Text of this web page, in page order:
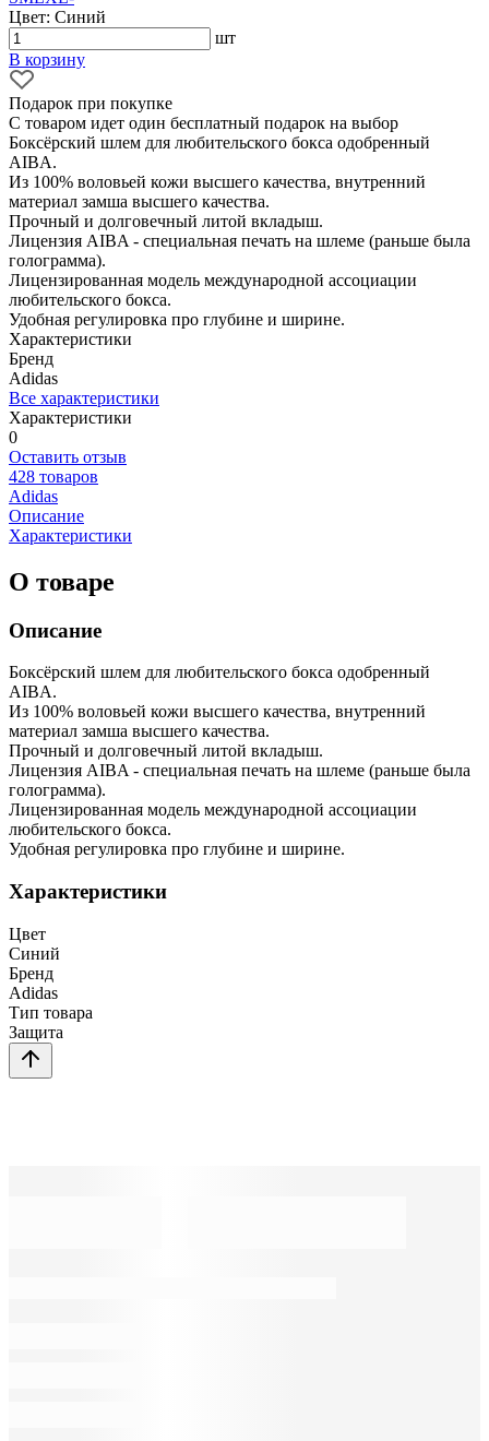
Цвет: Синий
шт
В корзину
Подарок при покупке
С товаром идет один бесплатный подарок на выбор
Боксёрский шлем для любительского бокса одобренный
AIBA.
Из 100% воловьей кожи высшего качества, внутренний
материал замша высшего качества.
Прочный и долговечный литой вкладыш.
Лицензия AIBA - специальная печать на шлеме (раньше была
голограмма).
Лицензированная модель международной ассоциации
любительского бокса.
Удобная регулировка про глубине и ширине.
Характеристики
Бренд
Adidas
Все характеристики
Характеристики
0
Оставить отзыв
428 товаров
Adidas
Описание
Характеристики
О товаре
Описание
Боксёрский шлем для любительского бокса одобренный
AIBA.
Из 100% воловьей кожи высшего качества, внутренний
материал замша высшего качества.
Прочный и долговечный литой вкладыш.
Лицензия AIBA - специальная печать на шлеме (раньше была
голограмма).
Лицензированная модель международной ассоциации
любительского бокса.
Удобная регулировка про глубине и ширине.
Характеристики
Цвет
Синий
Бренд
Adidas
Тип товара
Защита